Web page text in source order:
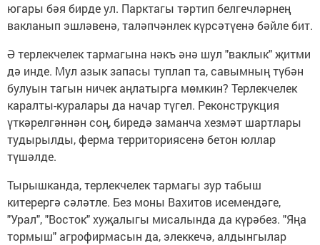
югары бәя бирде ул. Парктагы тәртип белгечләрнең
вакланып эшләвенә, таләпчәнлек күрсәтүенә бәйле бит.
Ә терлекчелек тармагына нәкъ әнә шул "ваклык" җитми
дә инде. Мул азык запасы туплап та, савымның түбән
булуын тагын ничек аңлатырга мөмкин? Терлекчелек
каралты-куралары да начар түгел. Реконструкция
үткәрелгәннән соң, биредә заманча хезмәт шартлары
тудырылды, ферма территориясенә бетон юллар
түшәлде.
Тырышканда, терлекчелек тармагы зур табыш
китерергә сәләтле. Без моны Вахитов исемендәге,
"Урал", "Восток" хуҗалыгы мисалында да күрәбез. "Яңа
тормыш" агрофирмасын да, элеккечә, алдынгылар